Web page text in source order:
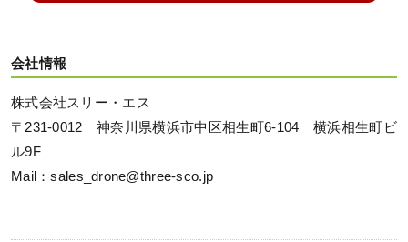
会社情報
株式会社スリー・エス
〒231-0012 神奈川県横浜市中区相生町6-104 横浜相生町ビ
ル9F
Mail：sales_drone@three-sco.jp